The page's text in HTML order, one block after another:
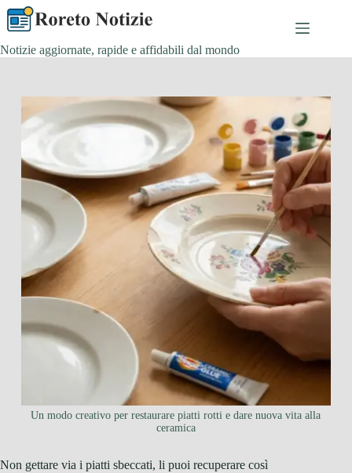
Salta
contenuto
Notizie aggiornate, rapide e affidabili dal mondo
Un modo creativo per restaurare piatti rotti e dare nuova vita alla
ceramica
Non gettare via i piatti sbeccati, li puoi recuperare così